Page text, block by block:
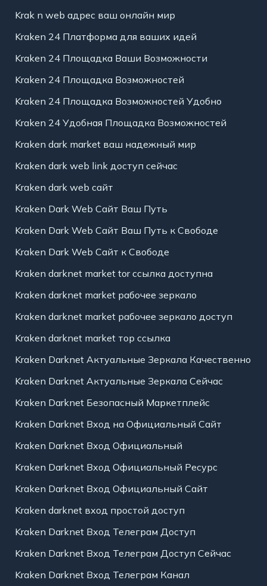
Krak n web адрес ваш онлайн мир
Kraken 24 Платформа для ваших идей
Kraken 24 Площадка Ваши Возможности
Kraken 24 Площадка Возможностей
Kraken 24 Площадка Возможностей Удобно
Kraken 24 Удобная Площадка Возможностей
Kraken dark market ваш надежный мир
Kraken dark web link доступ сейчас
Kraken dark web сайт
Kraken Dark Web Сайт Ваш Путь
Kraken Dark Web Сайт Ваш Путь к Свободе
Kraken Dark Web Сайт к Свободе
Kraken darknet market tor ссылка доступна
Kraken darknet market рабочее зеркало
Kraken darknet market рабочее зеркало доступ
Kraken darknet market тор ссылка
Kraken Darknet Актуальные Зеркала Качественно
Kraken Darknet Актуальные Зеркала Сейчас
Kraken Darknet Безопасный Маркетплейс
Kraken Darknet Вход на Официальный Сайт
Kraken Darknet Вход Официальный
Kraken Darknet Вход Официальный Ресурс
Kraken Darknet Вход Официальный Сайт
Kraken darknet вход простой доступ
Kraken Darknet Вход Телеграм Доступ
Kraken Darknet Вход Телеграм Доступ Сейчас
Kraken Darknet Вход Телеграм Канал